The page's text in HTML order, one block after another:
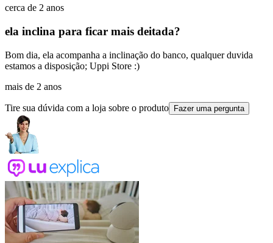
cerca de 2 anos
ela inclina para ficar mais deitada?
Bom dia, ela acompanha a inclinação do banco, qualquer duvida
estamos a disposição; Uppi Store :)
mais de 2 anos
Tire sua dúvida com a loja sobre o produto Fazer uma pergunta